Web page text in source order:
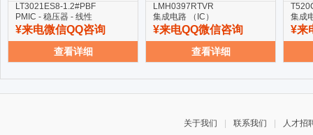
LT3021ES8-1.2#PBF
PMIC - 稳压器 - 线性
¥来电微信QQ咨询
查看详细
LMH0397RTVR
集成电路 （IC）
¥来电QQ微信咨询
查看详细
集成
¥来
关于我们 联系我们 人才招